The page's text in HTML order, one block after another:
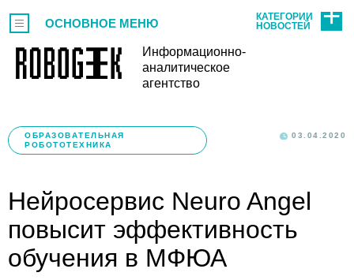
Информационно-
аналитическое
агентство
ОСНОВНОЕ МЕНЮ
КАТЕГОРИИ
НОВОСТЕЙ
ОБРАЗОВАТЕЛЬНАЯ
РОБОТОТЕХНИКА
03.04.2020
Нейросервис Neuro Angel
повысит эффективность
обучения в МФЮА